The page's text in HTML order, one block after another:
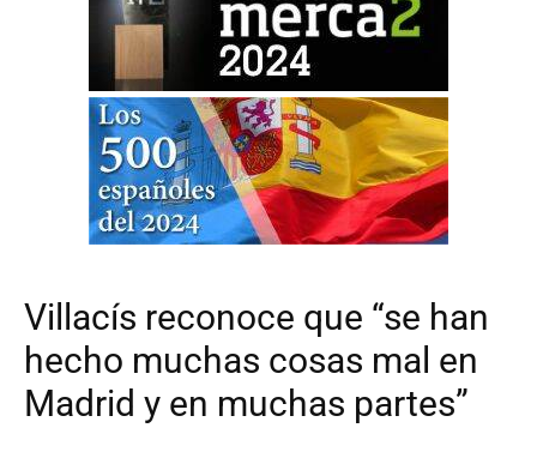
Villacís reconoce que “se han
hecho muchas cosas mal en
Madrid y en muchas partes”